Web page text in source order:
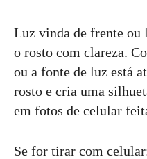
Luz vinda de frente
o rosto com clareza.
ou a fonte de luz está
rosto e cria uma
em fotos de celular
Se for tirar com